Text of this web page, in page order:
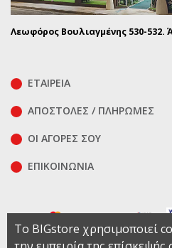
Λεωφόρος Βουλιαγμένης 530-532.
ΕΤΑΙΡΕΙΑ
ΑΠΟΣΤΟΛΕΣ / ΠΛΗΡΩΜΕΣ
ΟΙ ΑΓΟΡΕΣ ΣΟΥ
ΕΠΙΚΟΙΝΩΝΊΑ
Το BIGstore χρησιμοποιεί